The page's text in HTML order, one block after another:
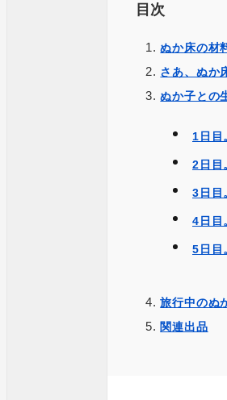
目次
ぬか床の材
さあ、ぬか
ぬか子との
1日目
2日目
3日目
4日目
5日目
旅行中のぬ
関連出品